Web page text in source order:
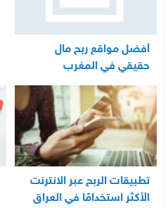
أفضل مواقع ربح مال
حقيقي في المغرب
تطبيقات الربح عبر الانترنت
الأكثر استخدامًا في العراق